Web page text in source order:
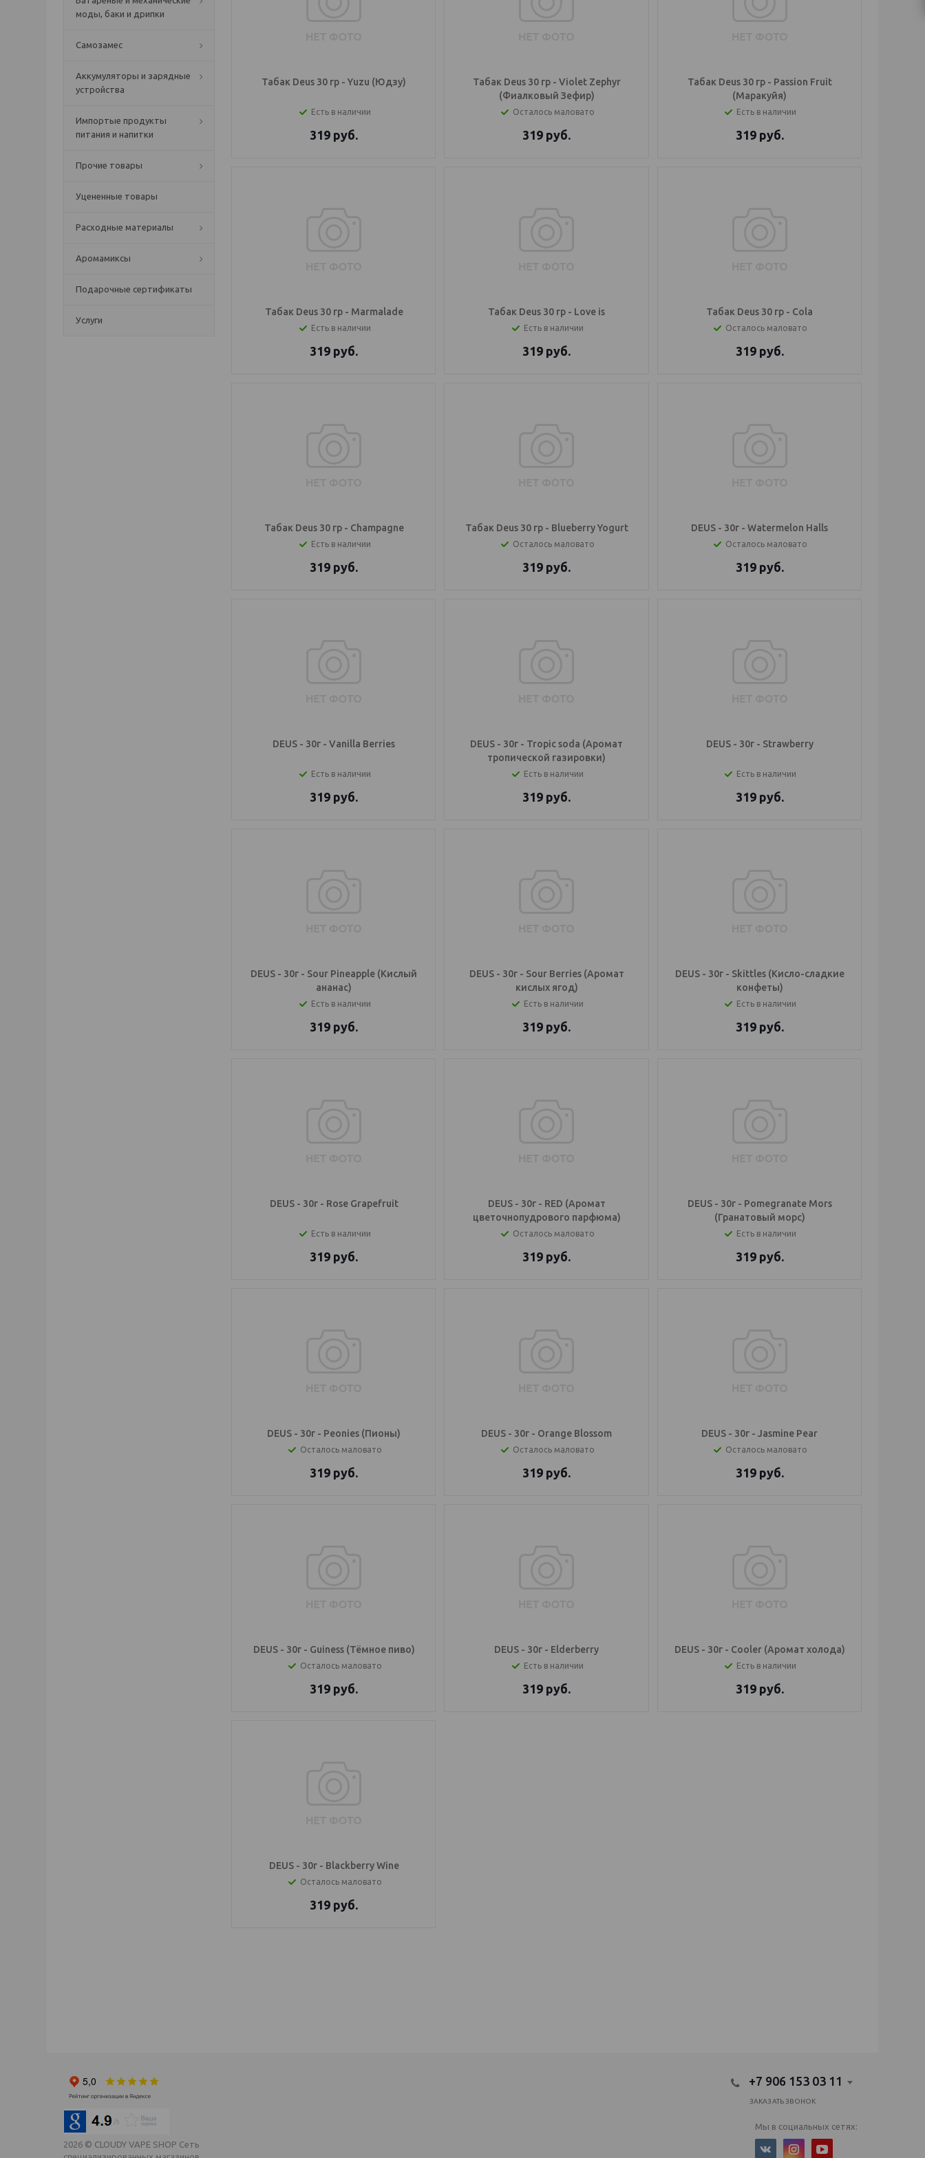
моды, баки и дрипки
Самозамес
Аккумуляторы и зарядные
устройства
Импортые продукты
питания и напитки
Прочие товары
Уцененные товары
Расходные материалы
Аромамиксы
Подарочные сертификаты
Услуги
Табак Deus 30 гр - Yuzu (Юдзу)
Есть в наличии
319 руб.
Табак Deus 30 гр - Violet Zephyr
(Фиалковый Зефир)
Осталось маловато
319 руб.
Табак Deus 30 гр - Passion Fruit
(Маракуйя)
Есть в наличии
319руб.
Табак Deus 30 гр - Marmalade
Есть в наличии
319 руб.
Табак Deus 30 гр - Love is
Есть в наличии
319 руб.
Табак Deus 30 гр - Cola
Осталось маловато
319руб.
Табак Deus 30 гр - Champagne
Есть в наличии
319 руб.
Табак Deus 30 гр - Blueberry Yogurt
Осталось маловато
319 руб.
DEUS - 30г - Watermelon Halls
Осталось маловато
319руб.
DEUS - 30г - Vanilla Berries
Есть в наличии
319 руб.
DEUS - 30г - Tropic soda (Аромат
тропической газировки)
Есть в наличии
319 руб.
DEUS - 30г - Strawberry
Есть в наличии
319руб.
DEUS - 30г - Sour Pineapple (Кислый
ананас)
Есть в наличии
319 руб.
DEUS - 30г - Sour Berries (Аромат
кислых ягод)
Есть в наличии
319 руб.
DEUS - 30г - Skittles (Кисло-сладкие
конфеты)
Есть в наличии
319руб.
DEUS - 30г - Rose Grapefruit
Есть в наличии
319 руб.
DEUS - 30г - RED (Аромат
цветочнопудрового парфюма)
Осталось маловато
319 руб.
DEUS - 30г - Pomegranate Mors
(Гранатовый морс)
Есть в наличии
319руб.
DEUS - 30г - Peonies (Пионы)
Осталось маловато
319 руб.
DEUS - 30г - Orange Blossom
Осталось маловато
319 руб.
DEUS - 30г - Jasmine Pear
Осталось маловато
319руб.
DEUS - 30г - Guiness (Тёмное пиво)
Осталось маловато
319 руб.
DEUS - 30г - Elderberry
Есть в наличии
319 руб.
DEUS - 30г - Cooler (Аромат холода)
Есть в наличии
319руб.
DEUS - 30г - Blackberry Wine
Осталось маловато
319 руб.
2026 © CLOUDY VAPE SHOP Сеть
+7 906 153 03 11
ЗАКАЗАТЬ ЗВОНОК
Мы в социальных сетях: